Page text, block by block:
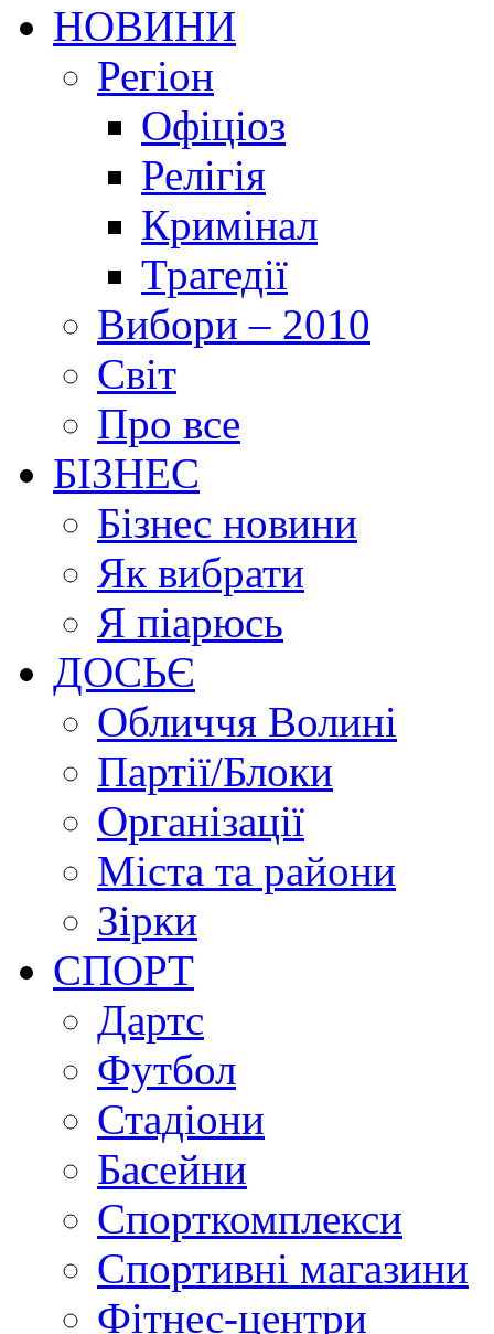
НОВИНИ
Регіон
Офіціоз
Релігія
Кримінал
Трагедії
Вибори – 2010
Світ
Про все
БІЗНЕС
Бізнес новини
Як вибрати
Я піарюсь
ДОСЬЄ
Обличчя Волині
Партії/Блоки
Організації
Міста та райони
Зірки
СПОРТ
Дартс
Футбол
Стадіони
Басейни
Спорткомплекси
Спортивні магазини
Фітнес-центри